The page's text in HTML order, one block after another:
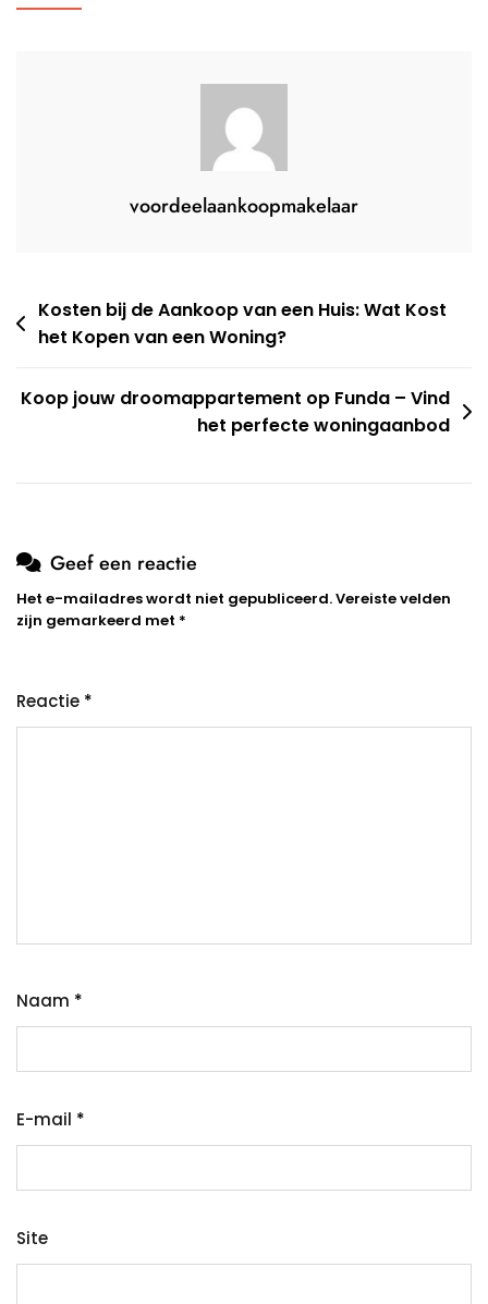
Hypotheek
voordeelaankoopmakelaar
Berichtnavigatie
Kosten bij de Aankoop van een Huis: Wat Kost
het Kopen van een Woning?
Koop jouw droomappartement op Funda – Vind
het perfecte woningaanbod
Geef een reactie
Het e-mailadres wordt niet gepubliceerd.Vereiste velden
zijn gemarkeerd met *
Reactie *
Naam *
E-mail *
Site